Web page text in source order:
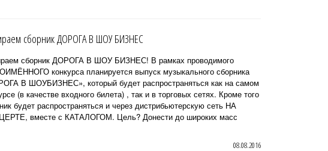
сборник ДОРОГА В ШОУ БИЗНЕС
сборник ДОРОГА В ШОУ БИЗНЕС! В рамках проводимого
конкурса планируется выпуск музыкального сборника
В ШОУБИЗНЕС», который будет распространяться как на самом
(в качестве входного билета) , так и в торговых сетях. Кроме того
будет распространяться и через дистрибьютерскую сеть НА
вместе с КАТАЛОГОМ. Цель? Донести до широких масс
08.08.2016